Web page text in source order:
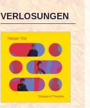
VERLOSUNGEN